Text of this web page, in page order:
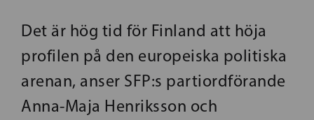
Det är hög tid för Finland att höja
profilen på den europeiska politiska
arenan, anser SFP:s partiordförande
Anna-Maja Henriksson och